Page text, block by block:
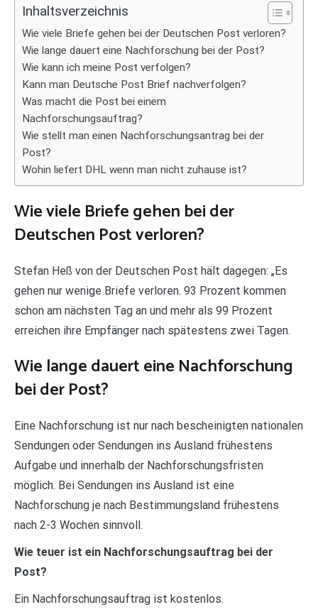
Inhaltsverzeichnis
Wie viele Briefe gehen bei der Deutschen Post verloren?
Wie lange dauert eine Nachforschung bei der Post?
Wie kann ich meine Post verfolgen?
Kann man Deutsche Post Brief nachverfolgen?
Was macht die Post bei einem
Nachforschungsauftrag?
Wie stellt man einen Nachforschungsantrag bei der
Post?
Wohin liefert DHL wenn man nicht zuhause ist?
Wie viele Briefe gehen bei der
Deutschen Post verloren?
Stefan Heß von der Deutschen Post hält dagegen: „Es
gehen nur wenige Briefe verloren. 93 Prozent kommen
schon am nächsten Tag an und mehr als 99 Prozent
erreichen ihre Empfänger nach spätestens zwei Tagen.
Wie lange dauert eine Nachforschung
bei der Post?
Eine Nachforschung ist nur nach bescheinigten nationalen
Sendungen oder Sendungen ins Ausland frühestens
Aufgabe und innerhalb der Nachforschungsfristen
möglich. Bei Sendungen ins Ausland ist eine
Nachforschung je nach Bestimmungsland frühestens
nach 2-3 Wochen sinnvoll.
Wie teuer ist ein Nachforschungsauftrag bei der
Post?
Ein Nachforschungsauftrag ist kostenlos.